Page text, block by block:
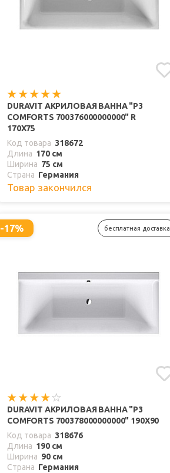
DURAVIT АКРИЛОВАЯ ВАННА "P3
COMFORTS 700376000000000" R
170Х75
Код товара 318672
Длина 170 см
Ширина 75 см
Страна Германия
Товар закончился
-17% бесплатная доставка
DURAVIT АКРИЛОВАЯ ВАННА "P3
COMFORTS 700378000000000" 190Х90
Код товара 318676
Длина 190 см
Ширина 90 см
Страна Германия